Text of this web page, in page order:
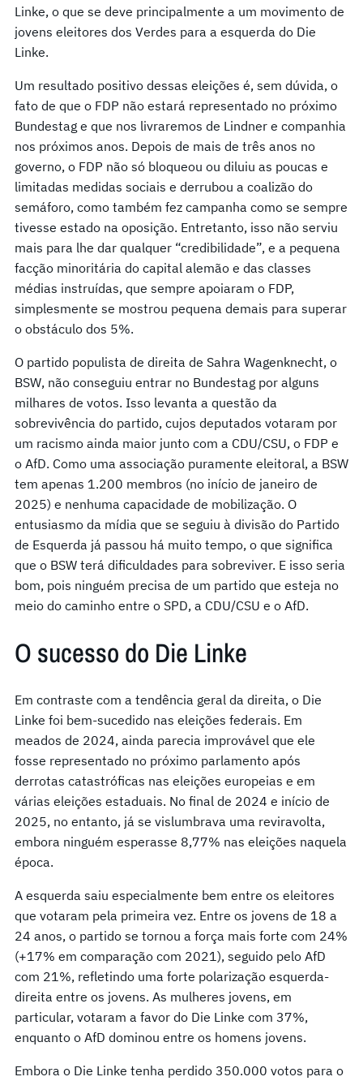
Linke, o que se deve principalmente a um movimento de
jovens eleitores dos Verdes para a esquerda do Die
Linke.
Um resultado positivo dessas eleições é, sem dúvida, o
fato de que o FDP não estará representado no próximo
Bundestag e que nos livraremos de Lindner e companhia
nos próximos anos. Depois de mais de três anos no
governo, o FDP não só bloqueou ou diluiu as poucas e
limitadas medidas sociais e derrubou a coalizão do
semáforo, como também fez campanha como se sempre
tivesse estado na oposição. Entretanto, isso não serviu
mais para lhe dar qualquer “credibilidade”, e a pequena
facção minoritária do capital alemão e das classes
médias instruídas, que sempre apoiaram o FDP,
simplesmente se mostrou pequena demais para superar
o obstáculo dos 5%.
O partido populista de direita de Sahra Wagenknecht, o
BSW, não conseguiu entrar no Bundestag por alguns
milhares de votos. Isso levanta a questão da
sobrevivência do partido, cujos deputados votaram por
um racismo ainda maior junto com a CDU/CSU, o FDP e
o AfD. Como uma associação puramente eleitoral, a BSW
tem apenas 1.200 membros (no início de janeiro de
2025) e nenhuma capacidade de mobilização. O
entusiasmo da mídia que se seguiu à divisão do Partido
de Esquerda já passou há muito tempo, o que significa
que o BSW terá dificuldades para sobreviver. E isso seria
bom, pois ninguém precisa de um partido que esteja no
meio do caminho entre o SPD, a CDU/CSU e o AfD.
O sucesso do Die Linke
Em contraste com a tendência geral da direita, o Die
Linke foi bem-sucedido nas eleições federais. Em
meados de 2024, ainda parecia improvável que ele
fosse representado no próximo parlamento após
derrotas catastróficas nas eleições europeias e em
várias eleições estaduais. No final de 2024 e início de
2025, no entanto, já se vislumbrava uma reviravolta,
embora ninguém esperasse 8,77% nas eleições naquela
época.
A esquerda saiu especialmente bem entre os eleitores
que votaram pela primeira vez. Entre os jovens de 18 a
24 anos, o partido se tornou a força mais forte com 24%
(+17% em comparação com 2021), seguido pelo AfD
com 21%, refletindo uma forte polarização esquerda-
direita entre os jovens. As mulheres jovens, em
particular, votaram a favor do Die Linke com 37%,
enquanto o AfD dominou entre os homens jovens.
Embora o Die Linke tenha perdido 350.000 votos para o